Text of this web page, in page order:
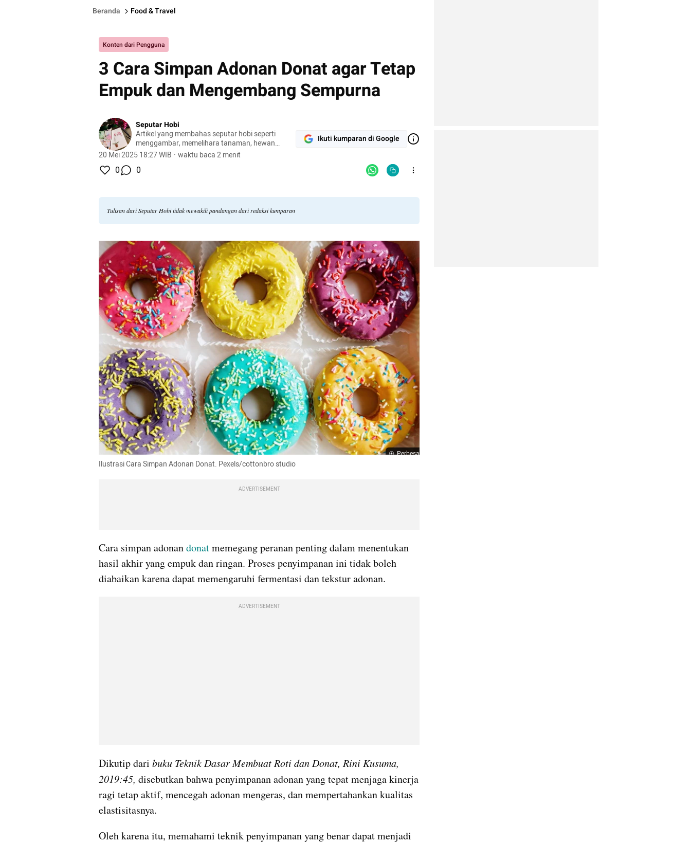
Beranda Food & Travel
Konten dari Pengguna
3 Cara Simpan Adonan Donat agar Tetap
Empuk dan Mengembang Sempurna
Seputar Hobi
Artikel yang membahas seputar hobi seperti
menggambar, memelihara tanaman, hewan
peliharaan, hingga meracik kopi.
20 Mei 2025 18:27 WIB · waktu baca 2 menit
Ikuti kumparan di Google
0 0
Tulisan dari Seputar Hobi tidak mewakili pandangan dari redaksi kumparan
Perbesar
Ilustrasi Cara Simpan Adonan Donat. Pexels/cottonbro studio
ADVERTISEMENT
Cara simpan adonan donat memegang peranan penting dalam menentukan
hasil akhir yang empuk dan ringan. Proses penyimpanan ini tidak boleh
diabaikan karena dapat memengaruhi fermentasi dan tekstur adonan.
ADVERTISEMENT
Dikutip dari buku Teknik Dasar Membuat Roti dan Donat, Rini Kusuma,
2019:45, disebutkan bahwa penyimpanan adonan yang tepat menjaga kinerja
ragi tetap aktif, mencegah adonan mengeras, dan mempertahankan kualitas
elastisitasnya.
Oleh karena itu, memahami teknik penyimpanan yang benar dapat menjadi